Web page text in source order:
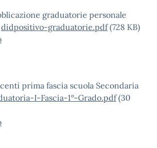
graduatorie personale
didpositivo-graduatorie.pdf(728 KB)
prima fascia scuola Secondaria
I-Fascia-1°-Grado.pdf(30